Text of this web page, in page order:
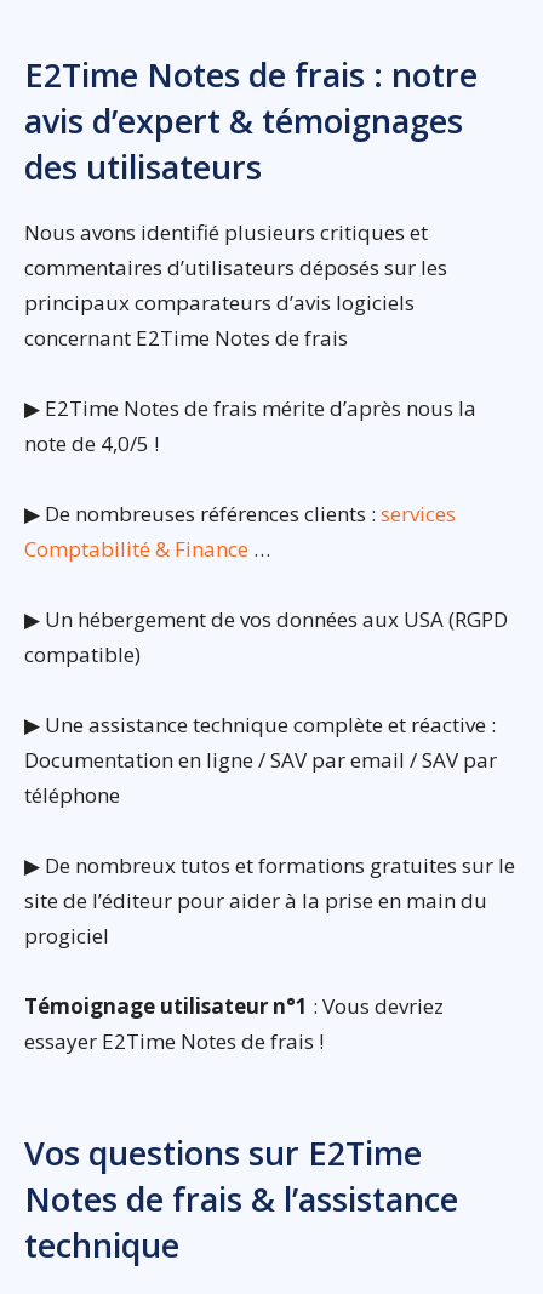
E2Time Notes de frais : notre
avis d’expert & témoignages
des utilisateurs
Nous avons identifié plusieurs critiques et
commentaires d’utilisateurs déposés sur les
principaux comparateurs d’avis logiciels
concernant E2Time Notes de frais
▶ E2Time Notes de frais mérite d’après nous la
note de 4,0/5 !
▶ De nombreuses références clients : services
Comptabilité & Finance …
▶ Un hébergement de vos données aux USA (RGPD
compatible)
▶ Une assistance technique complète et réactive :
Documentation en ligne / SAV par email / SAV par
téléphone
▶ De nombreux tutos et formations gratuites sur le
site de l’éditeur pour aider à la prise en main du
progiciel
Témoignage utilisateur n°1 : Vous devriez
essayer E2Time Notes de frais !
Vos questions sur E2Time
Notes de frais & l’assistance
technique